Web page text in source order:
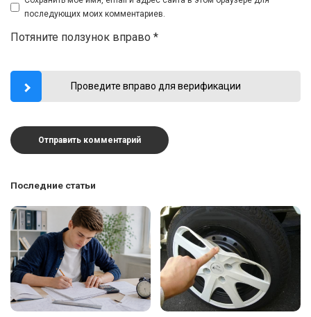
последующих моих комментариев.
Потяните ползунок вправо *
Проведите вправо для верификации
Последние статьи